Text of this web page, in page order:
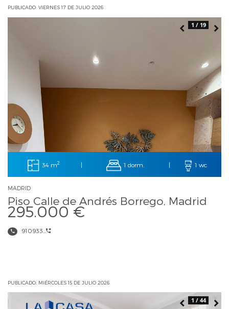
PUBLICADO: VIERNES 17 DE JULIO 2026
1 / 19
34 m2 | 1 dorm. | 1 wc
MADRID
Piso Calle de Andrés Borrego, Madrid
295.000 €
910933...
PUBLICADO: MIÉRCOLES 15 DE JULIO 2026
1 / 44